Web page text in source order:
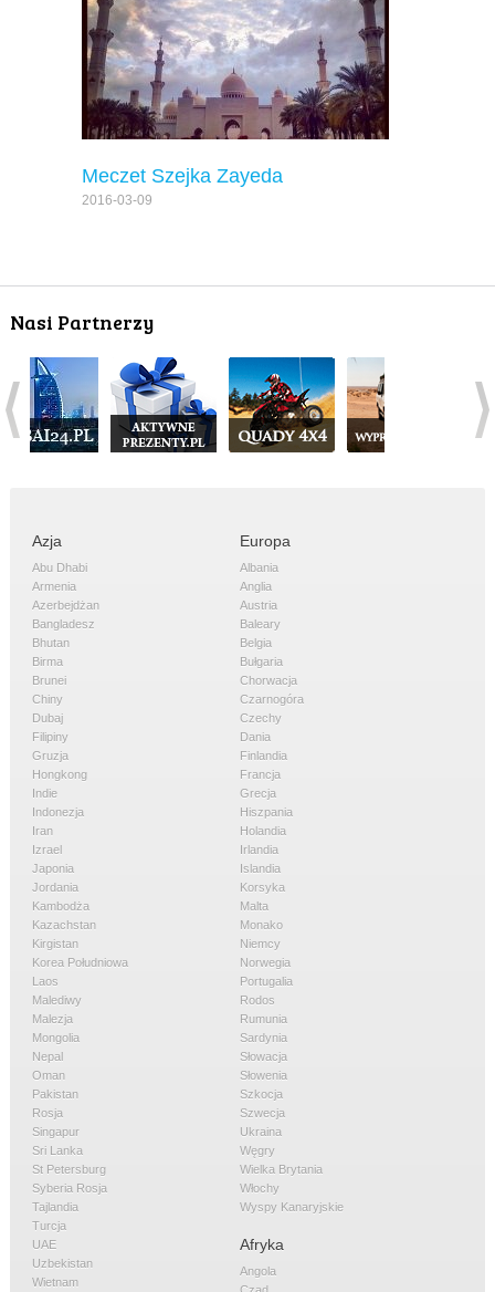
Meczet Szejka Zayeda
2016-03-09
Nasi Partnerzy
Azja
Abu Dhabi
Armenia
Azerbejdżan
Bangladesz
Bhutan
Birma
Brunei
Chiny
Dubaj
Filipiny
Gruzja
Hongkong
Indie
Indonezja
Iran
Izrael
Japonia
Jordania
Kambodża
Kazachstan
Kirgistan
Korea Południowa
Laos
Malediwy
Malezja
Mongolia
Nepal
Oman
Pakistan
Rosja
Singapur
Sri Lanka
St Petersburg
Syberia Rosja
Tajlandia
Turcja
UAE
Uzbekistan
Wietnam
Europa
Albania
Anglia
Austria
Baleary
Belgia
Bułgaria
Chorwacja
Czarnogóra
Czechy
Dania
Finlandia
Francja
Grecja
Hiszpania
Holandia
Irlandia
Islandia
Korsyka
Malta
Monako
Niemcy
Norwegia
Portugalia
Rodos
Rumunia
Sardynia
Słowacja
Słowenia
Szkocja
Szwecja
Ukraina
Węgry
Wielka Brytania
Włochy
Wyspy Kanaryjskie
Afryka
Angola
Czad